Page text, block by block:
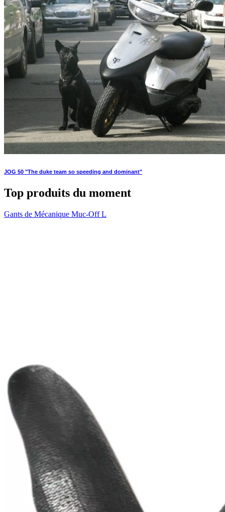
JOG 50 "The duke team so speeding and dominant"
Top produits du moment
Gants de Mécanique Muc-Off L